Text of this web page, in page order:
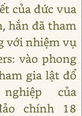
của đức vua
hắn đã tham
với nhiệm vụ
vào phong
gia lật đổ
của
chính 18